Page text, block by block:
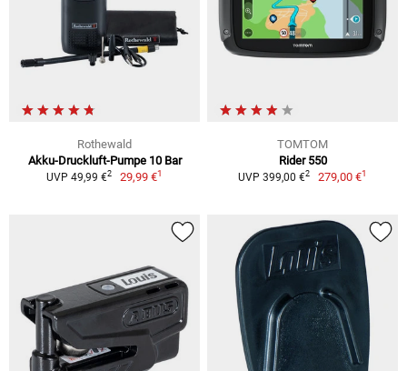
Rothewald
Akku-Druckluft-Pumpe 10 Bar
UVP 49,99 €2 29,99 €1
TOMTOM
Rider 550
UVP 399,00 €2 279,00 €1